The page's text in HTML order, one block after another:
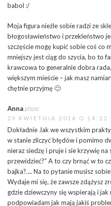
babol :/
Moja figura nieźle sobie radzi ze
błogosławieństwo i przekleństwo
szczęście mogę kupić sobie coś co
mniejszy jest ciąg do szycia, bo to
krawcowa to generalnie dobra
większym mieście – jak masz
chętnie przyjmę 🙂
Annapisze:
29 KWIETNIA 2014 O 14:22
Dokładnie Jak we wszystkim
w stanie zliczyć błędów i pomimo
nieraz siedzę i pruje i sie krzywię na
przewidzieć?” A to czy brnąć w to
bajka?…. Na to pytanie musisz
Wydaje mi się, że zawsze zdążysz
gdzie dziewczyny się wspierają i
podpowiadam jak mają jakiś